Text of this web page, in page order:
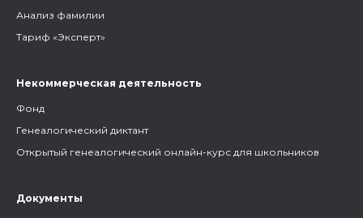
Анализ фамилии
Тариф «Эксперт»
Некоммерческая деятельность
Фонд
Генеалогический диктант
Открытый генеалогический онлайн-курс для школьников
Документы